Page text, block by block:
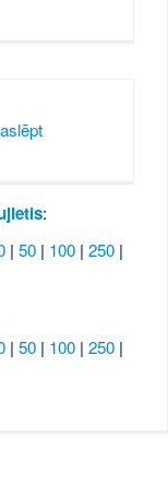
:
|50 | 100 |250 |
|50 | 100 |250 |